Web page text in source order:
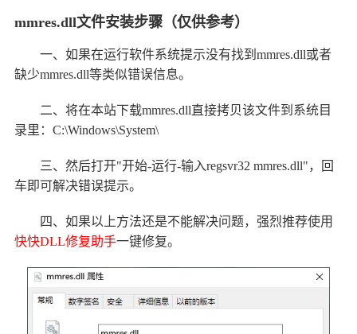
mmres.dll文件安装步骤（仅供参考）
一、如果在运行软件系统提示没有找到mmres.dll或者
缺少mmres.dll等类似错误信息。
二、将在本站下载mmres.dll直接拷贝该文件到系统目
录里：C:\Windows\System\
三、然后打开"开始-运行-输入regsvr32 mmres.dll"，回
车即可解决错误提示。
四、如果以上方法还是不能解决问题，强烈推荐使用
快快DLL修复助手一键修复。